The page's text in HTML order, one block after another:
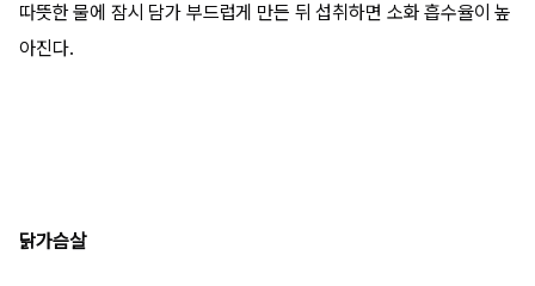
따뜻한 물에 잠시 담가 부드럽게 만든 뒤 섭취하면 소화 흡수율이 높
아진다.
닭가슴살